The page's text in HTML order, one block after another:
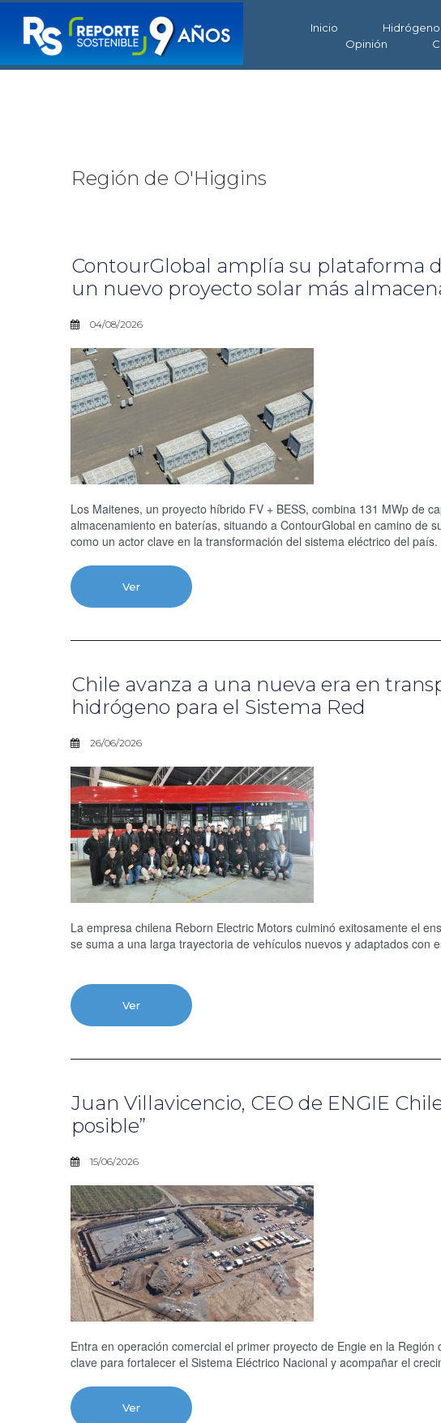
Inicio
Opinión
Región de O'Higgins
ContourGlobal amplía su plataforma
un nuevo proyecto solar más
04/08/2026
Los Maitenes, un proyecto híbrido FV + BESS, combina 131 MWp de
almacenamiento en baterías, situando a ContourGlobal en camino de
como un actor clave en la transformación del sistema eléctrico del país.
Ver
Chile avanza a una nueva era en
hidrógeno para el Sistema Red
26/06/2026
La empresa chilena Reborn Electric Motors culminó exitosamente el
se suma a una larga trayectoria de vehículos nuevos y adaptados con
Ver
Juan Villavicencio, CEO de ENGIE
posible”
15/06/2026
Entra en operación comercial el primer proyecto de Engie en la
clave para fortalecer el Sistema Eléctrico Nacional y acompañar el
Ver